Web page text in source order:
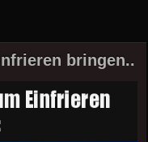
bringen..